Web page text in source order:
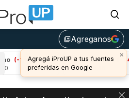
library_addAgreganos
×
Agregá iProUP a tus fuentes
preferidas en Google
(-1,54%)
Avalanche (-1,46%)
u$s 6,46
ALERTA